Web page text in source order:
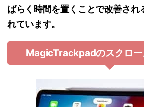
ばらく時間を置くことで改善され
れています。
MagicTrackpadのスクロー